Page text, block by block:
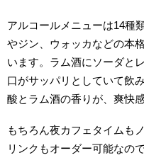
アルコールメニューは14種
やジン、ウォッカなどの本
います。ラム酒にソーダと
口がサッパリとしていて飲
酸とラム酒の香りが、爽快
もちろん夜カフェタイムも
リンクもオーダー可能なの